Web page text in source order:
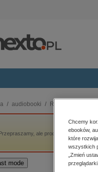
aranżacja wnętrz
branżowe, gospodarka
wydania
audiobooki Romans i erotyka
ale produkt „Sofia” nie
mode
Chcemy
ebooków,
które
wszystkich
„Zmień
przeglądarki.